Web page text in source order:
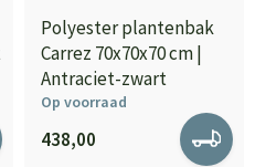
Polyester plantenbak
Carrez 70x70x70 cm |
Antraciet-zwart
Op voorraad
438,00